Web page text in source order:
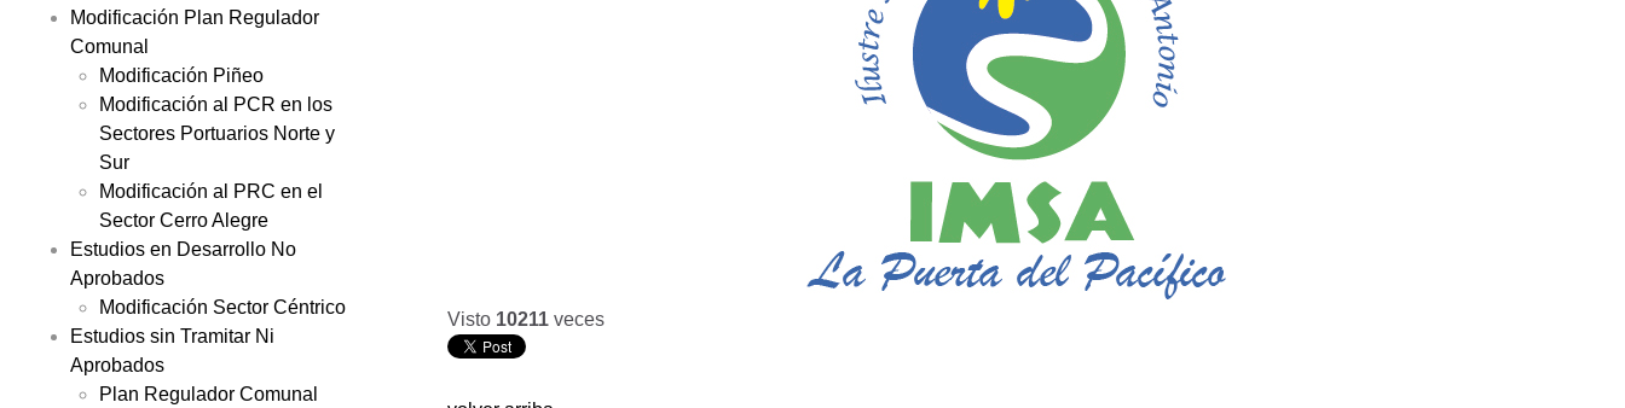
Modificación Plan Regulador
Comunal
Modificación Piñeo
Modificación al PCR en los
Sectores Portuarios Norte y
Sur
Modificación al PRC en el
Sector Cerro Alegre
Estudios en Desarrollo No
Aprobados
Modificación Sector Céntrico
Estudios sin Tramitar Ni
Aprobados
Plan Regulador Comunal
Visto 10211 veces